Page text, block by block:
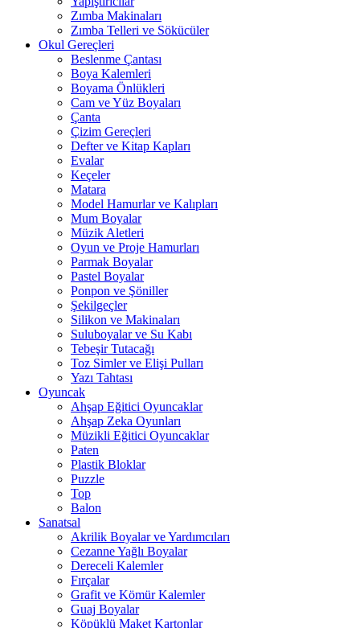
Zımba Makinaları
Zımba Telleri ve Sökücüler
Okul Gereçleri
Beslenme Çantası
Boya Kalemleri
Boyama Önlükleri
Cam ve Yüz Boyaları
Çanta
Çizim Gereçleri
Defter ve Kitap Kapları
Evalar
Keçeler
Matara
Model Hamurlar ve Kalıpları
Mum Boyalar
Müzik Aletleri
Oyun ve Proje Hamurları
Parmak Boyalar
Pastel Boyalar
Ponpon ve Şöniller
Şekilgeçler
Silikon ve Makinaları
Suluboyalar ve Su Kabı
Tebeşir Tutacağı
Toz Simler ve Elişi Pulları
Yazı Tahtası
Oyuncak
Ahşap Eğitici Oyuncaklar
Ahşap Zeka Oyunları
Müzikli Eğitici Oyuncaklar
Paten
Plastik Bloklar
Puzzle
Top
Balon
Sanatsal
Akrilik Boyalar ve Yardımcıları
Cezanne Yağlı Boyalar
Dereceli Kalemler
Fırçalar
Grafit ve Kömür Kalemler
Guaj Boyalar
Köpüklü Maket Kartonlar